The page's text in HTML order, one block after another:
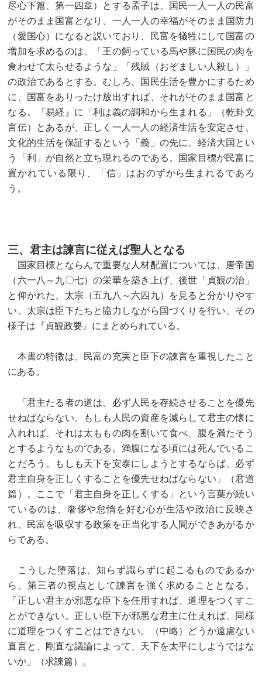
尽心下篇、第一四章）とする孟子は、国民一人一人の民富
がそのまま国富となり、一人一人の幸福がそのまま国防力
（愛国心）になると説いており、民富を犠牲にして国富の
増加を求めるのは、「王の飼っている馬や豚に国民の肉を
食わせて太らせるような」「残賊（おぞましい人殺し）」
の政治であるとする。むしろ、国民生活を豊かにするため
に、国富をありったけ放出すれば、それがそのまま国富と
なる。『易経』に「利は義の調和から生まれる」（乾卦文
言伝）とあるが、正しく一人一人の経済生活を安定させ、
文化的生活を保証するという「義」の先に、経済大国とい
う「利」が自然と立ち現れるのである。国家目標が民富に
置かれている限り、「信」はおのずから生まれるであろ
う。
三、君主は諫言に従えば聖人となる
国家目標とならんで重要な人材配置については、唐帝国
（六一八～九〇七）の栄華を築き上げ、後世「貞観の治」
と仰がれた、太宗（五九八～六四九）を見ると分かりやす
い。太宗は臣下たちと協力しながら国づくりを行い、その
様子は『貞観政要』に まとめられている。
本書の特徴は、民富の充実と臣下の諫言を重視したこと
にある。
「君主たる者の道は、必ず人民を存続させることを優先
せねばならない。もしも人民の資産を減らして君主の懐に
入れれば、それは太ももの肉を割いて食べ、腹を満たそう
とするようなものである。満腹になる頃には死んでいるこ
とだろう。もしも天下を安泰にしようとするならば、必ず
君主自身を正しくすることを優先せねばならない」（君道
篇）。ここで「君主自身を正しくする」という言葉が続い
ているのは、奢侈や怠惰を好む心が生活や政治に反映さ
れ、民富を吸収する政策を正当化する人間ができあがるか
らである。
こうした堕落は、知らず識らずに起こるものであるか
ら、第三者の視点として諫言を強く求めることとなる。
「正しい君主が邪悪な臣下を任用すれば、道理をつくすこ
とができない。正しい臣下が邪悪な君主に仕えれば、同様
に道理をつくすことはできない。（中略）どうか遠慮ない
直言と、剛直な議論によって、天下を太平にしようではな
いか」（求諫篇）。